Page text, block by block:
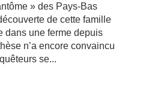
» des Pays-Bas
de cette famille
dans une ferme depuis
n’a encore convaincu
se...